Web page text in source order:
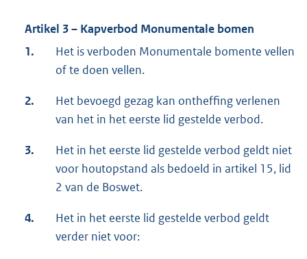
Artikel 3 – Kapverbod Monumentale bomen
1.
Het is verboden Monumentale bomente vellen
of te doen vellen.
2.
Het bevoegd gezag kan ontheffing verlenen
van het in het eerste lid gestelde verbod.
3.
Het in het eerste lid gestelde verbod geldt niet
voor houtopstand als bedoeld in artikel 15, lid
2 van de Boswet.
4.
Het in het eerste lid gestelde verbod geldt
verder niet voor: